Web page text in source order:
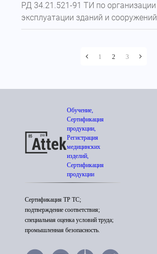
РД 34.21.521-91 ТИ по организации
эксплуатации зданий и сооружений
1 2 3
Обучение,
Сертификация
продукции,
Регистрация
медицинских
изделий,
Сертификация
продукции
Сертификация ТР ТС;
подтверждение соответствия;
специальная оценка условий труда;
промышленная безопасность.